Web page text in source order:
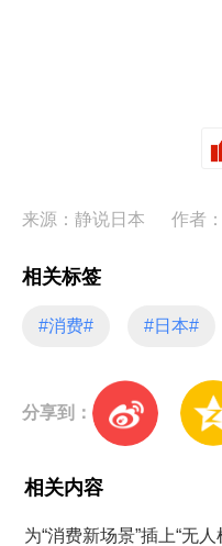
来源：静说日本 作者
相关标签
#消费# #日本#
分享到：
相关内容
为“消费新场景”插上“无